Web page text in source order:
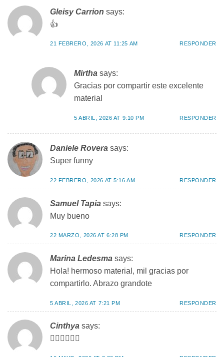
Gleisy Carrion says:
👍
21 FEBRERO, 2026 AT 11:25 AM RESPONDER
Mirtha says:
Gracias por compartir este excelente
material
5 ABRIL, 2026 AT 9:10 PM RESPONDER
Daniele Rovera says:
Super funny
22 FEBRERO, 2026 AT 5:16 AM RESPONDER
Samuel Tapia says:
Muy bueno
22 MARZO, 2026 AT 6:28 PM RESPONDER
Marina Ledesma says:
Hola! hermoso material, mil gracias por
compartirlo. Abrazo grandote
5 ABRIL, 2026 AT 7:21 PM RESPONDER
Cinthya says:
👍🏻👍🏻👍🏻